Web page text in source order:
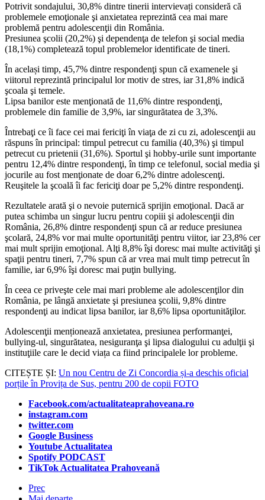
Potrivit sondajului, 30,8% dintre tinerii intervievați consideră că
problemele emoţionale şi anxietatea reprezintă cea mai mare
problemă pentru adolescenţii din România.
Presiunea şcolii (20,2%) şi dependenţa de telefon şi social media
(18,1%) completează topul problemelor identificate de tineri.
În același timp, 45,7% dintre respondenţi spun că examenele şi
viitorul reprezintă principalul lor motiv de stres, iar 31,8% indică
şcoala şi temele.
Lipsa banilor este menţionată de 11,6% dintre respondenţi,
problemele din familie de 3,9%, iar singurătatea de 3,3%.
Întrebaţi ce îi face cei mai fericiţi în viaţa de zi cu zi, adolescenţii au
răspuns în principal: timpul petrecut cu familia (40,3%) şi timpul
petrecut cu prietenii (31,6%). Sportul şi hobby-urile sunt importante
pentru 12,4% dintre respondenţi, în timp ce telefonul, social media şi
jocurile au fost menţionate de doar 6,2% dintre adolescenţi.
Reuşitele la şcoală îi fac fericiţi doar pe 5,2% dintre respondenţi.
Rezultatele arată şi o nevoie puternică sprijin emoţional. Dacă ar
putea schimba un singur lucru pentru copiii şi adolescenţii din
România, 26,8% dintre respondenţi spun că ar reduce presiunea
şcolară, 24,8% vor mai multe oportunităţi pentru viitor, iar 23,8% cer
mai mult sprijin emoţional. Alţi 8,8% îşi doresc mai multe activităţi şi
spaţii pentru tineri, 7,7% spun că ar vrea mai mult timp petrecut în
familie, iar 6,9% îşi doresc mai puţin bullying.
În ceea ce priveşte cele mai mari probleme ale adolescenţilor din
România, pe lângă anxietate şi presiunea şcolii, 9,8% dintre
respondenţi au indicat lipsa banilor, iar 8,6% lipsa oportunităţilor.
Adolescenţii menționează anxietatea, presiunea performanţei,
bullying-ul, singurătatea, nesiguranţa şi lipsa dialogului cu adulţii şi
instituţiile care le decid viața ca fiind principalele lor probleme.
CITEȘTE ȘI: Un nou Centru de Zi Concordia și-a deschis oficial
porțile în Provița de Sus, pentru 200 de copii FOTO
Facebook.com/actualitateaprahoveana.ro
instagram.com
twitter.com
Google Business
Youtube Actualitatea
Spotify PODCAST
TikTok Actualitatea Prahoveană
Prec